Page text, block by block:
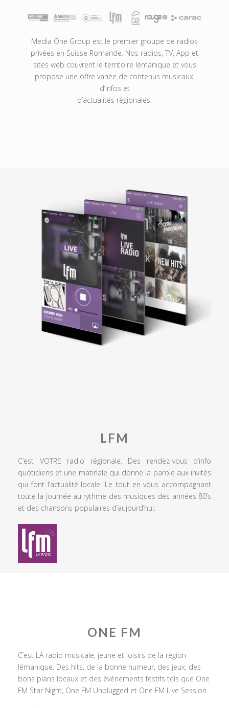
Media One Group est le premier groupe de radios
privées en Suisse Romande. Nos radios, TV, App et
sites web couvrent le territoire lémanique et vous
propose une offre variée de contenus musicaux,
d’infos et
d’actualités régionales.
LFM
C’est VOTRE radio régionale. Des rendez-vous d’info
quotidiens et une matinale qui donne la parole aux invités
qui font l’actualité locale. Le tout en vous accompagnant
toute la journée au rythme des musiques des années 80’s
et des chansons populaires d’aujourd’hui.
ONE FM
C’est LA radio musicale, jeune et loisirs de la région
lémanique. Des hits, de la bonne humeur, des jeux, des
bons plans locaux et des événements festifs tels que One
FM Star Night, One FM Unplugged et One FM Live Session.